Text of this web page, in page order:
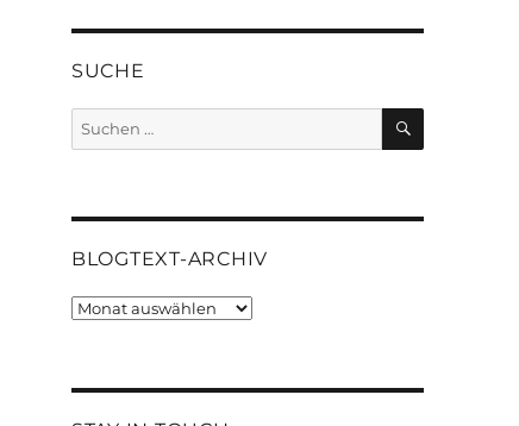
SUCHE
Suchen
SUCHEN
BLOGTEXT-ARCHIV
Blogtext-